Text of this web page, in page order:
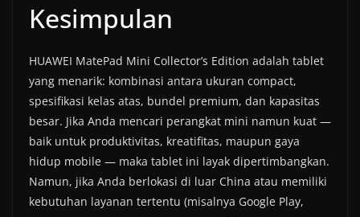
Kesimpulan
HUAWEI MatePad Mini Collector’s Edition adalah tablet
yang menarik: kombinasi antara ukuran compact,
spesifikasi kelas atas, bundel premium, dan kapasitas
besar. Jika Anda mencari perangkat mini namun kuat —
baik untuk produktivitas, kreatifitas, maupun gaya
hidup mobile — maka tablet ini layak dipertimbangkan.
Namun, jika Anda berlokasi di luar China atau memiliki
kebutuhan layanan tertentu (misalnya Google Play,